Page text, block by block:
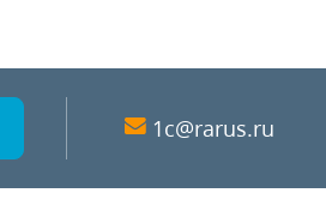
1c@rarus.ru